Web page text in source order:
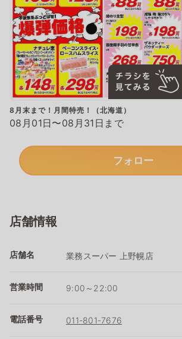
8月末まで！月間特売！（北海道）
08月01日〜08月31日まで
フォロー
店舗情報
店舗名 業務スーパー 上野幌店
営業時間 9:00～22:00
電話番号 011-801-7676